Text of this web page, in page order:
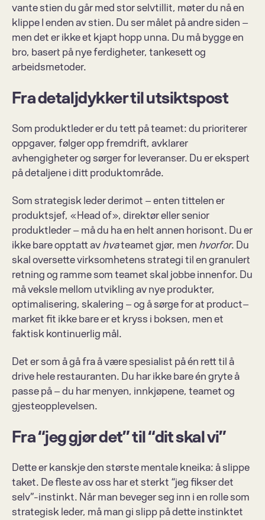
vante stien du går med stor selvtillit, møter du nå en
klippe I enden av stien. Du ser målet på andre siden –
men det er ikke et kjapt hopp unna. Du må bygge en
bro, basert på nye ferdigheter, tankesett og
arbeidsmetoder.
Fra detaljdykker til utsiktspost
Som produktleder er du tett på teamet: du prioriterer
oppgaver, følger opp fremdrift, avklarer
avhengigheter og sørger for leveranser. Du er ekspert
på detaljene i ditt produktområde.
Som strategisk leder derimot – enten tittelen er
produktsjef, «Head of», direktør eller senior
produktleder – må du ha en helt annen horisont. Du er
ikke bare opptatt av hva teamet gjør, men hvorfor. Du
skal oversette virksomhetens strategi til en granulert
retning og ramme som teamet skal jobbe innenfor. Du
må veksle mellom utvikling av nye produkter,
optimalisering, skalering – og å sørge for at product–
market fit ikke bare er et kryss i boksen, men et
faktisk kontinuerlig mål.
Det er som å gå fra å være spesialist på én rett til å
drive hele restauranten. Du har ikke bare én gryte å
passe på – du har menyen, innkjøpene, teamet og
gjesteopplevelsen.
Fra “jeg gjør det” til “dit skal vi”
Dette er kanskje den største mentale kneika: å slippe
taket. De fleste av oss har et sterkt “jeg fikser det
selv”-instinkt. Når man beveger seg inn i en rolle som
strategisk leder, må man gi slipp på dette instinktet